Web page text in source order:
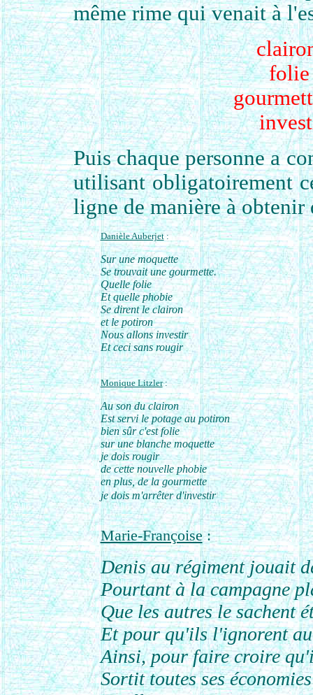
même rime qui venait à
folie
Puis chaque personne a
utilisant obligatoirement
ligne de manière à obtenir
Danièle Auberjet:
Sur une moquette
Se trouvait une gourmette.
Quelle folie
Et quelle phobie
Se dirent le clairon
et le potiron
Nous allons investir
Et ceci sans rougir
Monique Litzler:
Au son du clairon
Est servi le potage au potiron
bien sûr c'est folie
sur une blanche moquette
je dois rougir
de cette nouvelle phobie
en plus, de la gourmette
je dois m'arrêter d'investir
Marie-Françoise:
Denis au régiment jouait
Pourtant à la campagne
Que les autres le sachent
Et pour qu'ils l'ignorent
Ainsi, pour faire croire
Sortit toutes ses